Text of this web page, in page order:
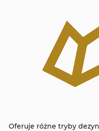
Oferuje różne tryby